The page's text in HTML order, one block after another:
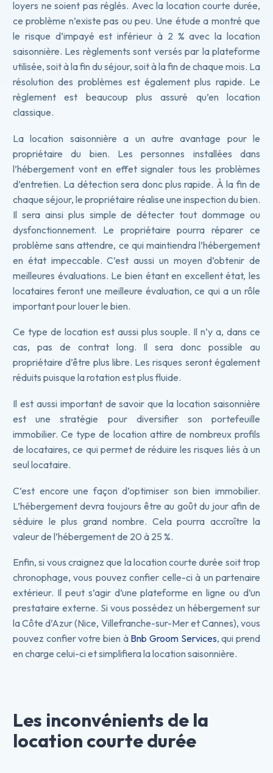
loyers ne soient pas réglés. Avec la location courte durée,
ce problème n’existe pas ou peu. Une étude a montré que
le risque d’impayé est inférieur à 2 % avec la location
saisonnière. Les règlements sont versés par la plateforme
utilisée, soit à la fin du séjour, soit à la fin de chaque mois. La
résolution des problèmes est également plus rapide. Le
règlement est beaucoup plus assuré qu’en location
classique.
La location saisonnière a un autre avantage pour le
propriétaire du bien. Les personnes installées dans
l’hébergement vont en effet signaler tous les problèmes
d’entretien. La détection sera donc plus rapide. À la fin de
chaque séjour, le propriétaire réalise une inspection du bien.
Il sera ainsi plus simple de détecter tout dommage ou
dysfonctionnement. Le propriétaire pourra réparer ce
problème sans attendre, ce qui maintiendra l’hébergement
en état impeccable. C’est aussi un moyen d’obtenir de
meilleures évaluations. Le bien étant en excellent état, les
locataires feront une meilleure évaluation, ce qui a un rôle
important pour louer le bien.
Ce type de location est aussi plus souple. Il n’y a, dans ce
cas, pas de contrat long. Il sera donc possible au
propriétaire d’être plus libre. Les risques seront également
réduits puisque la rotation est plus fluide.
Il est aussi important de savoir que la location saisonnière
est une stratégie pour diversifier son portefeuille
immobilier. Ce type de location attire de nombreux profils
de locataires, ce qui permet de réduire les risques liés à un
seul locataire.
C’est encore une façon d’optimiser son bien immobilier.
L’hébergement devra toujours être au goût du jour afin de
séduire le plus grand nombre. Cela pourra accroître la
valeur de l’hébergement de 20 à 25 %.
Enfin, si vous craignez que la location courte durée soit trop
chronophage, vous pouvez confier celle-ci à un partenaire
extérieur. Il peut s’agir d’une plateforme en ligne ou d’un
prestataire externe. Si vous possédez un hébergement sur
la Côte d’Azur (Nice, Villefranche-sur-Mer et Cannes), vous
pouvez confier votre bien à Bnb Groom Services, qui prend
en charge celui-ci et simplifiera la location saisonnière.
Les inconvénients de la
location courte durée